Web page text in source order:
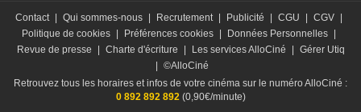
Contact Qui sommes-nous Recrutement Publicité CGU CGV
Politique de cookies
Préférences cookies Données Personnelles
Revue de presse
Charte d'écriture Les services AlloCiné
Gérer Utiq
©AlloCiné
Retrouvez tous les horaires et infos de votre cinéma sur le numéro AlloCiné :
0 892 892 892(0,90€/minute)